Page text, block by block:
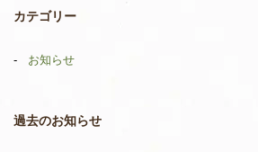
カテゴリー
お知らせ
過去のお知らせ